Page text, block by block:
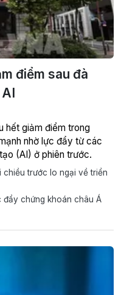
điểm sau đà
hết giảm điểm trong
nhờ lực đẩy từ các
(AI) ở phiên trước.
chiều trước lo ngại về triển
đẩy chứng khoán châu Á